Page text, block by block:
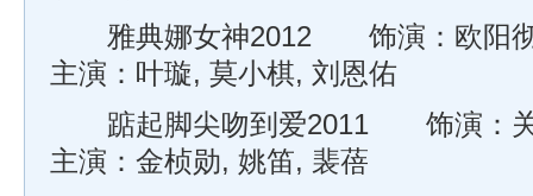
雅典娜女神2012 饰演：欧阳彻
主演：叶璇, 莫小棋, 刘恩佑
踮起脚尖吻到爱2011 饰演：关
主演：金桢勋, 姚笛, 裴蓓